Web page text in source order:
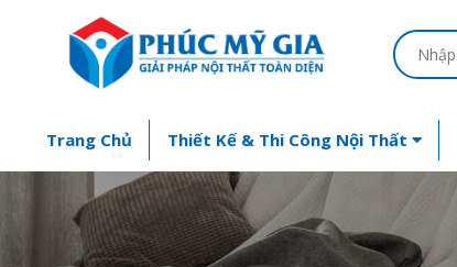
Trang Chủ Thiết Kế & Thi Công Nội Thất